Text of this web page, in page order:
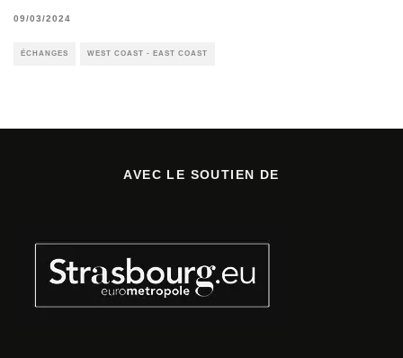
09/03/2024
ÉCHANGES WEST COAST - EAST COAST
AVEC LE SOUTIEN DE